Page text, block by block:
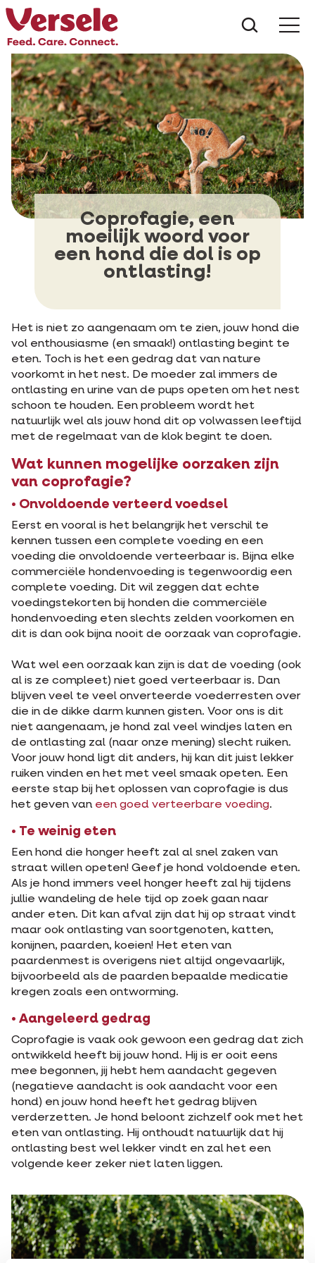
Coprofagie, een
moeilijk woord voor
een hond die dol is op
ontlasting!
Het is niet zo aangenaam om te zien, jouw hond die
vol enthousiasme (en smaak!) ontlasting begint te
eten. Toch is het een gedrag dat van nature
voorkomt in het nest. De moeder zal immers de
ontlasting en urine van de pups opeten om het nest
schoon te houden. Een probleem wordt het
natuurlijk wel als jouw hond dit op volwassen leeftijd
met de regelmaat van de klok begint te doen.
Wat kunnen mogelijke oorzaken zijn
van coprofagie?
• Onvoldoende verteerd voedsel
Eerst en vooral is het belangrijk het verschil te
kennen tussen een complete voeding en een
voeding die onvoldoende verteerbaar is. Bijna elke
commerciële hondenvoeding is tegenwoordig een
complete voeding. Dit wil zeggen dat echte
voedingstekorten bij honden die commerciële
hondenvoeding eten slechts zelden voorkomen en
dit is dan ook bijna nooit de oorzaak van coprofagie.
Wat wel een oorzaak kan zijn is dat de voeding (ook
al is ze compleet) niet goed verteerbaar is. Dan
blijven veel te veel onverteerde voederresten over
die in de dikke darm kunnen gisten. Voor ons is dit
niet aangenaam, je hond zal veel windjes laten en
de ontlasting zal (naar onze mening) slecht ruiken.
Voor jouw hond ligt dit anders, hij kan dit juist lekker
ruiken vinden en het met veel smaak opeten. Een
eerste stap bij het oplossen van coprofagie is dus
het geven van een goed verteerbare voeding.
• Te weinig eten
Een hond die honger heeft zal al snel zaken van
straat willen opeten! Geef je hond voldoende eten.
Als je hond immers veel honger heeft zal hij tijdens
jullie wandeling de hele tijd op zoek gaan naar
ander eten. Dit kan afval zijn dat hij op straat vindt
maar ook ontlasting van soortgenoten, katten,
konijnen, paarden, koeien! Het eten van
paardenmest is overigens niet altijd ongevaarlijk,
bijvoorbeeld als de paarden bepaalde medicatie
kregen zoals een ontworming.
• Aangeleerd gedrag
Coprofagie is vaak ook gewoon een gedrag dat zich
ontwikkeld heeft bij jouw hond. Hij is er ooit eens
mee begonnen, jij hebt hem aandacht gegeven
(negatieve aandacht is ook aandacht voor een
hond) en jouw hond heeft het gedrag blijven
verderzetten. Je hond beloont zichzelf ook met het
eten van ontlasting. Hij onthoudt natuurlijk dat hij
ontlasting best wel lekker vindt en zal het een
volgende keer zeker niet laten liggen.